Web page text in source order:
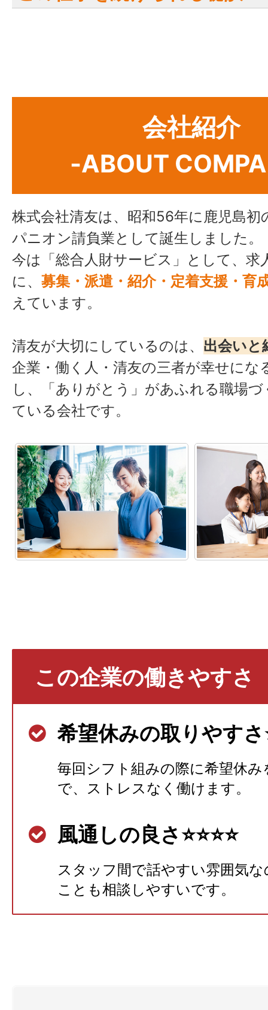
シフトを考慮して貰える会社紹介
-ABOUT
株式会社清友は、昭和56年に鹿児島初
パニオン請負業として誕生しました。
今は「総合人財サービス」として、求
に、 募集・派遣・紹介・定着支援・育
えています。
清友が大切にしているのは、 出会いと
企業・働く人・清友の三者が幸せにな
し、「ありがとう」があふれる職場
ている会社です。
この企業の働きやすさ
希望休みの取りやすさ
毎回シフト組みの際に希望休
で、ストレスなく働けます。
風通しの良さ⭐⭐⭐⭐
スタッフ間で話やすい雰囲気
ことも相談しやすいです。